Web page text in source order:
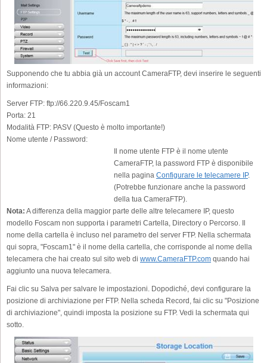
Supponendo che tu abbia già un account CameraFTP, devi inserire le seguenti
informazioni:
Server FTP: ftp://66.220.9.45/Foscam1
Porta: 21
Modalità FTP: PASV (Questo è molto importante!)
Nome utente / Password:
Il nome utente FTP è il nome utente
CameraFTP, la password FTP è disponibile
nella pagina Configurare le telecamere IP.
(Potrebbe funzionare anche la password
della tua CameraFTP).
Nota: A differenza della maggior parte delle altre telecamere IP, questo
modello Foscam non supporta i parametri Cartella, Directory o Percorso. Il
nome della cartella è incluso nel parametro del server FTP. Nella schermata
qui sopra, "Foscam1" è il nome della cartella, che corrisponde al nome della
telecamera che hai creato sul sito web di www.CameraFTP.com quando hai
aggiunto una nuova telecamera.
Fai clic su Salva per salvare le impostazioni. Dopodiché, devi configurare la
posizione di archiviazione per FTP. Nella scheda Record, fai clic su "Posizione
di archiviazione", quindi imposta la posizione su FTP. Vedi la schermata qui
sotto.